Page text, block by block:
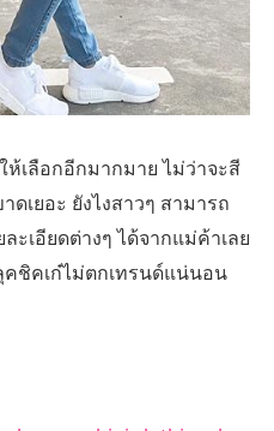
เลือกอีกมากมาย ไม่ว่าจะสี
เยอะ ยังไงสาวๆ สามารถ
เอียดต่างๆ ได้จากแม่ค้าเลย
คชิคเก๋ไม่ตกเทรนด์แน่นอน